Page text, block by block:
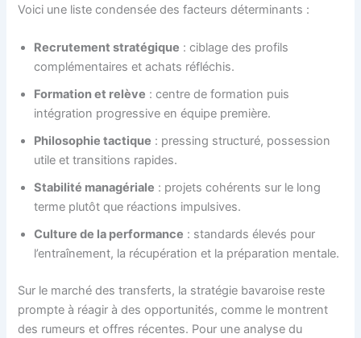
Voici une liste condensée des facteurs déterminants :
Recrutement stratégique : ciblage des profils
complémentaires et achats réfléchis.
Formation et relève : centre de formation puis
intégration progressive en équipe première.
Philosophie tactique : pressing structuré, possession
utile et transitions rapides.
Stabilité managériale : projets cohérents sur le long
terme plutôt que réactions impulsives.
Culture de la performance : standards élevés pour
l’entraînement, la récupération et la préparation mentale.
Sur le marché des transferts, la stratégie bavaroise reste
prompte à réagir à des opportunités, comme le montrent
des rumeurs et offres récentes. Pour une analyse du